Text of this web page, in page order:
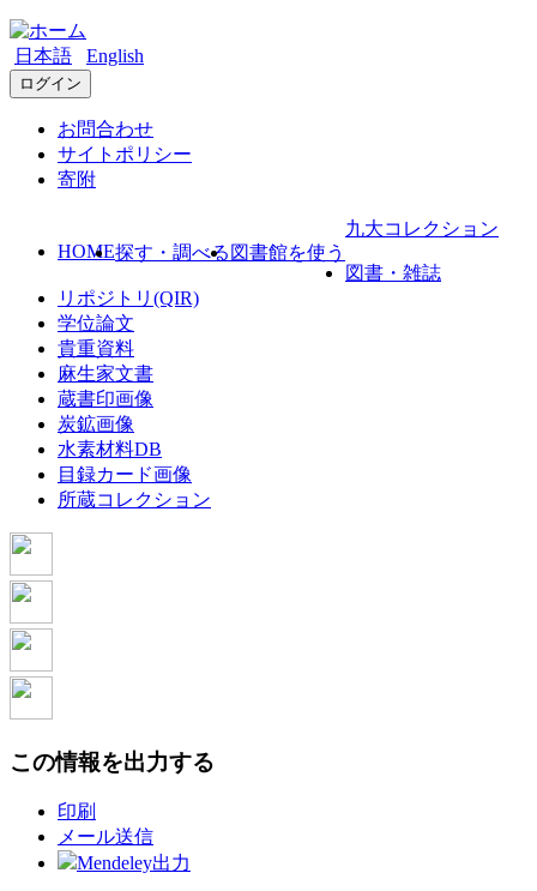
日本語 English
ログイン
お問合わせ
サイトポリシー
寄附
HOME探す・調べる 図書館を使う
九大コレクション
図書・雑誌
リポジトリ(QIR)
学位論文
貴重資料
麻生家文書
蔵書印画像
炭鉱画像
水素材料DB
目録カード画像
所蔵コレクション
この情報を出力する
印刷
メール送信
Mendeley出力